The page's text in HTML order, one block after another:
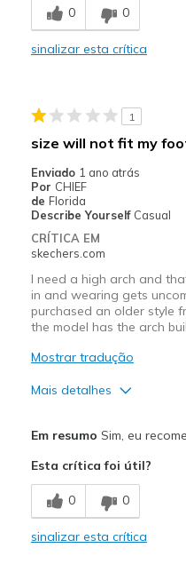
Melhores utilizações
Casual Wear
Feels
View On Shoes
0 0
sinalizar esta crítica
1
size will not fit my
Enviado 1 ano atrás
Por CHIEF
de Florida
Describe Yourself Casual
CRÍTICA EM
skechers.com
I need a high arch and
in and wearing gets
purchased an older style
the model has the arch
Mostrar tradução
Mais detalhes
Stylish
Width
Sizing
Feels
Em resumo Sim, eu
Esta crítica foi útil?
0 0
sinalizar esta crítica